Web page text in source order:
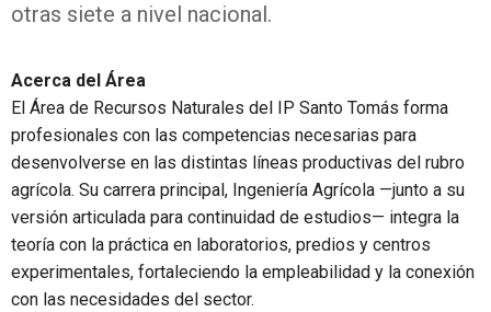
otras siete a nivel nacional.
Acerca del Área
El Área de Recursos Naturales del IP Santo Tomás forma
profesionales con las competencias necesarias para
desenvolverse en las distintas líneas productivas del rubro
agrícola. Su carrera principal, Ingeniería Agrícola —junto a su
versión articulada para continuidad de estudios— integra la
teoría con la práctica en laboratorios, predios y centros
experimentales, fortaleciendo la empleabilidad y la conexión
con las necesidades del sector.